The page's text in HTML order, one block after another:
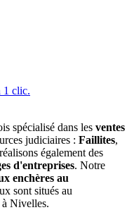
spécialisé dans les ventes
judiciaires : Faillites,
également des
d'entreprises. Notre
enchères au
sont situés au
Nivelles.